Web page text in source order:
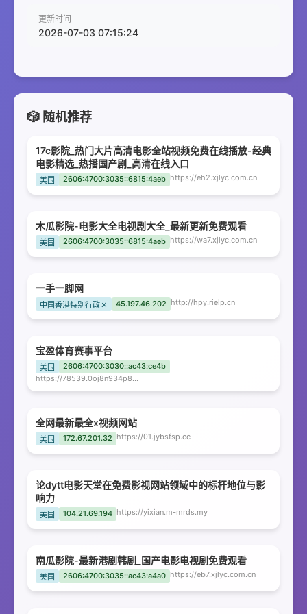
更新时间
2026-07-03 07:15:24
🎲 随机推荐
17c影院_热门大片高清电影全站视频免费在线播放-经典
电影精选_热播国产剧_高清在线入口
美国 2606:4700:3035::6815:4aeb https://eh2.xjlyc.com.cn
木瓜影院-电影大全电视剧大全_最新更新免费观看
美国 2606:4700:3035::6815:4aeb https://wa7.xjlyc.com.cn
一手一脚网
中国香港特别行政区 45.197.46.202 http://hpy.rielp.cn
宝盈体育赛事平台
美国
2606:4700:3030::ac43:ce4b
https://78539.0oj8n934p8.com
全网最新最全x视频网站
美国 172.67.201.32 https://01.jybsfsp.cc
论dytt电影天堂在免费影视网站领域中的标杆地位与影
响力
美国 104.21.69.194 https://yixian.m-mrds.my
南瓜影院-最新港剧韩剧_国产电影电视剧免费观看
美国 2606:4700:3035::ac43:a4a0 https://eb7.xjlyc.com.cn